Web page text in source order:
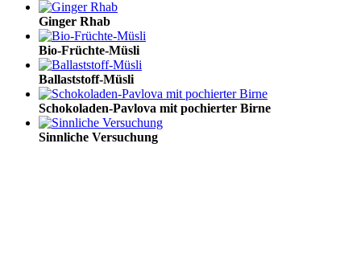
Ginger Rhab
Bio-Früchte-Müsli
Ballaststoff-Müsli
Schokoladen-Pavlova mit pochierter Birne
Sinnliche Versuchung